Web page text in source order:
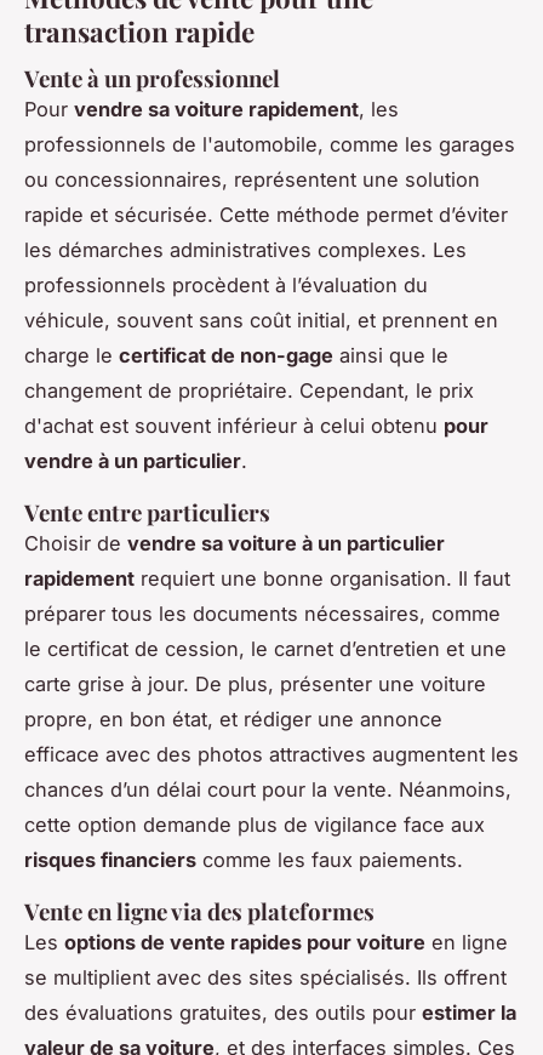
transaction rapide
Vente à un professionnel
Pour vendre sa voiture rapidement, les
professionnels de l'automobile, comme les garages
ou concessionnaires, représentent une solution
rapide et sécurisée. Cette méthode permet d’éviter
les démarches administratives complexes. Les
professionnels procèdent à l’évaluation du
véhicule, souvent sans coût initial, et prennent en
charge le certificat de non-gage ainsi que le
changement de propriétaire. Cependant, le prix
d'achat est souvent inférieur à celui obtenu pour
vendre à un particulier.
Vente entre particuliers
Choisir de vendre sa voiture à un particulier
rapidement requiert une bonne organisation. Il faut
préparer tous les documents nécessaires, comme
le certificat de cession, le carnet d’entretien et une
carte grise à jour. De plus, présenter une voiture
propre, en bon état, et rédiger une annonce
efficace avec des photos attractives augmentent les
chances d’un délai court pour la vente. Néanmoins,
cette option demande plus de vigilance face aux
risques financiers comme les faux paiements.
Vente en ligne via des plateformes
Les options de vente rapides pour voiture en ligne
se multiplient avec des sites spécialisés. Ils offrent
des évaluations gratuites, des outils pour estimer la
valeur de sa voiture, et des interfaces simples. Ces